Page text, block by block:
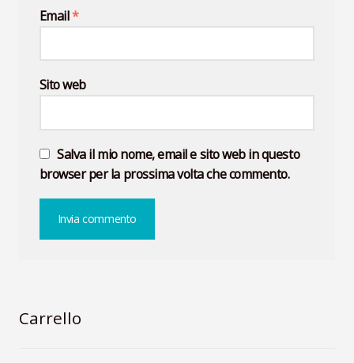
Email*
Sito web
Salva il mio nome, email e sito web in questo
browser per la prossima volta che commento.
Carrello